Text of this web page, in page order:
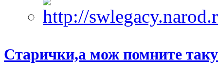
Старички,а мож помните